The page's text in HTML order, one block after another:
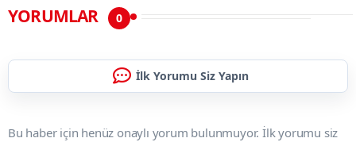
YORUMLAR 0
İlk Yorumu Siz Yapın
Bu haber için henüz onaylı yorum bulunmuyor. İlk yorumu siz